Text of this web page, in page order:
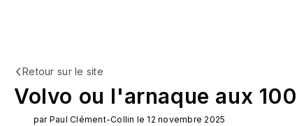
Retour sur le site
Volvo ou l'arnaque aux
par Paul Clément-Collin le 12 novembre 2025